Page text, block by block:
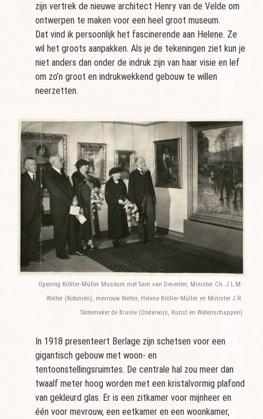
zijn vertrek de nieuwe architect Henry van de Velde om
ontwerpen te maken voor een heel groot museum.
Dat vind ik persoonlijk het fascinerende aan Helene. Ze
wil het groots aanpakken. Als je de tekeningen ziet kun je
niet anders dan onder de indruk zijn van haar visie en lef
om zo’n groot en indrukwekkend gebouw te willen
neerzetten.
Opening Kröller-Müller Museum met Sam van Deventer, Minister Ch. J.L.M.
Welter (Koloniën), mevrouw Welter, Helene Kröller-Müller en Minister J.R.
Slotemaker de Bruïne (Onderwijs, Kunst en Wetenschappen)
In 1918 presenteert Berlage zijn schetsen voor een
gigantisch gebouw met woon- en
tentoonstellingsruimtes. De centrale hal zou meer dan
twaalf meter hoog worden met een kristalvormig plafond
van gekleurd glas. Er is een zitkamer voor mijnheer en
één voor mevrouw, een eetkamer en een woonkamer,